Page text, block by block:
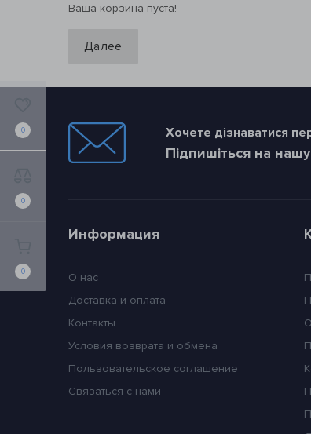
0
0
0
Ваша корзина пуста!
Далее
Хочете дізнаватися
Підпишіться на нашу
Информация
О нас
Доставка и оплата
Контакты
Условия возврата и обмена
Пользовательское соглашение
Связаться с нами